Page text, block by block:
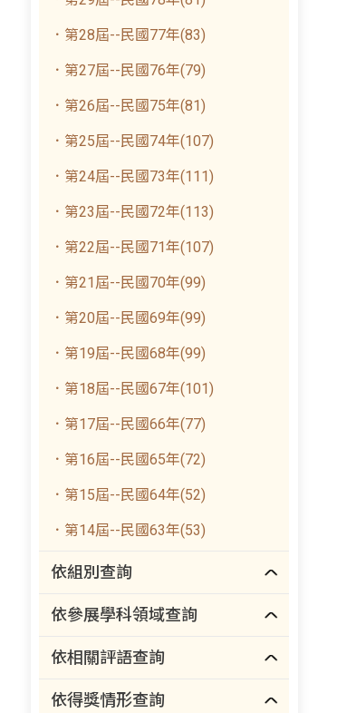
．第28屆--民國77年(83)
．第27屆--民國76年(79)
．第26屆--民國75年(81)
．第25屆--民國74年(107)
．第24屆--民國73年(111)
．第23屆--民國72年(113)
．第22屆--民國71年(107)
．第21屆--民國70年(99)
．第20屆--民國69年(99)
．第19屆--民國68年(99)
．第18屆--民國67年(101)
．第17屆--民國66年(77)
．第16屆--民國65年(72)
．第15屆--民國64年(52)
．第14屆--民國63年(53)
依組別查詢
依參展學科領域查詢
依相關評語查詢
依得獎情形查詢